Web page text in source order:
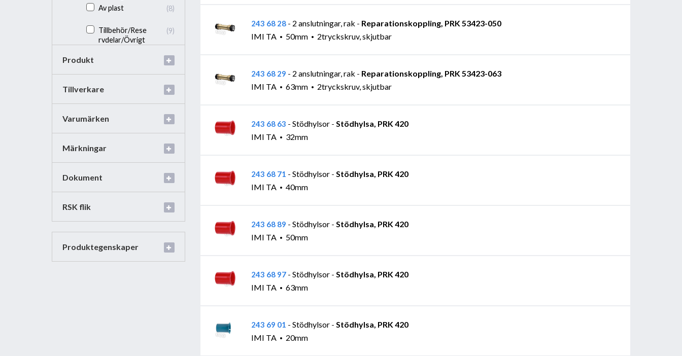
Av plast (8)
Tillbehör/Rese
rvdelar/Övrigt
(9)
Produkt
Tillverkare
Varumärken
Märkningar
Dokument
RSK flik
Produktegenskaper
243 68 28 - 2 anslutningar, rak - Reparationskoppling, PRK 53423-050
IMI TA
50mm 2tryckskruv, skjutbar
243 68 29 - 2 anslutningar, rak - Reparationskoppling, PRK 53423-063
IMI TA
63mm 2tryckskruv, skjutbar
243 68 63 - Stödhylsor- Stödhylsa, PRK 420
IMI TA
32mm
243 68 71 - Stödhylsor- Stödhylsa, PRK 420
IMI TA
40mm
243 68 89 - Stödhylsor- Stödhylsa, PRK 420
IMI TA
50mm
243 68 97 - Stödhylsor- Stödhylsa, PRK 420
IMI TA
63mm
243 69 01 - Stödhylsor- Stödhylsa, PRK 420
IMI TA
20mm